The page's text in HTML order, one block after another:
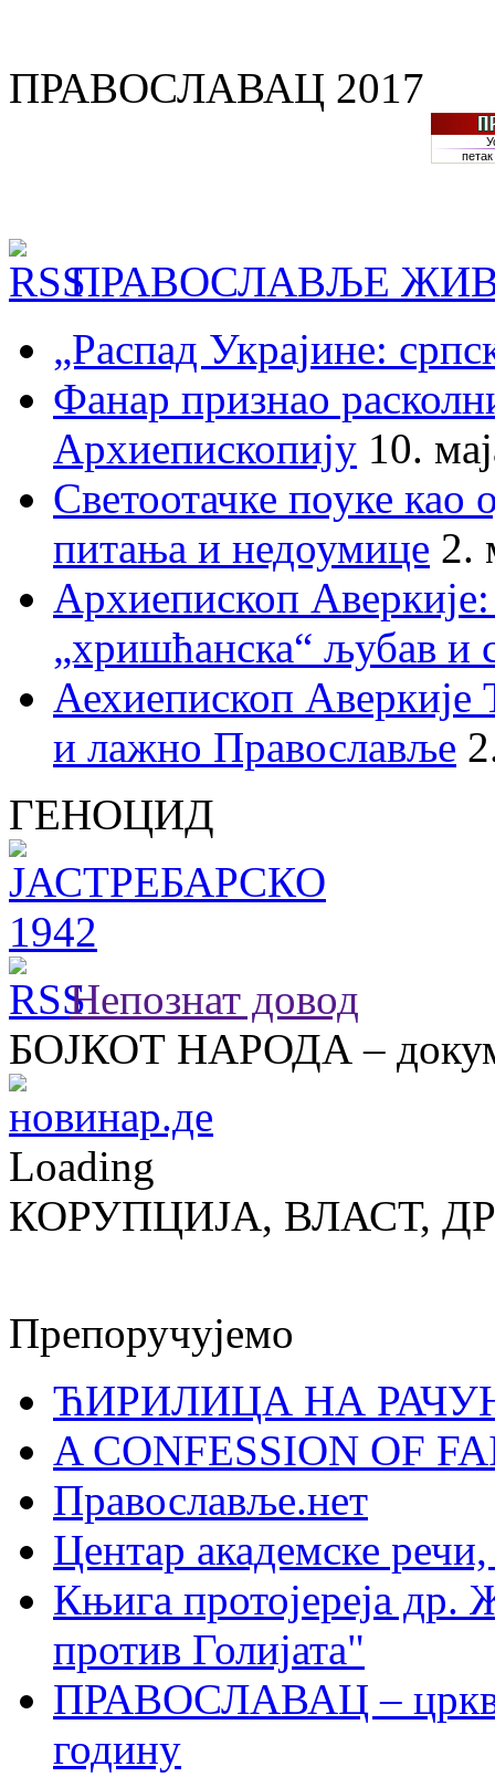
ПРАВОСЛАВАЦ 2017
ПРАВОСЛАВЉЕ
„Распад Украјине:
Фанар признао
Архиепископију 10.
Светоотачке поуке као
питања и недоумице 2.
Архиепископ
„хришћанска“ љубав и
Аехиепископ
и лажно Православље
ГЕНОЦИД
Непознат довод
БОЈКОТ НАРОДА –
Loading
КОРУПЦИЈА, ВЛАСТ,
Препоручујемо
ЋИРИЛИЦА НА
A CONFESSION OF
Православље.нет
Центар академске
Књига протојереја др.
против Голијата"
ПРАВОСЛАВАЦ –
годину